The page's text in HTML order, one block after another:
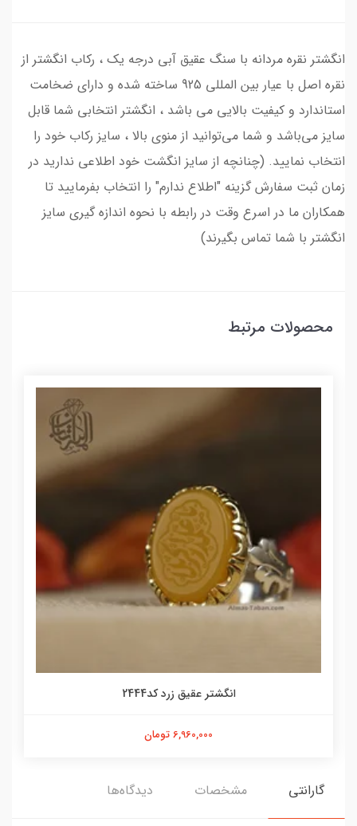
انگشتر نقره مردانه با سنگ عقیق آبی درجه یک ، رکاب انگشتر از
نقره اصل با عیار بین المللی 925 ساخته شده و دارای ضخامت
استاندارد و کیفیت بالایی می‌ باشد ، انگشتر انتخابی شما قابل
سایز می‌باشد و شما می‌توانید از منوی بالا ، سایز رکاب خود را
انتخاب نمایید. (چنانچه از سایز انگشت خود اطلاعی ندارید در
زمان ثبت سفارش گزینه "اطلاع ندارم" را انتخاب بفرمایید تا
همکاران ما در اسرع وقت در رابطه با نحوه اندازه گیری سایز
انگشتر با شما تماس بگیرند)
محصولات مرتبط
انگشتر عقیق زرد کد2444
6,960,000 تومان
گارانتی مشخصات دیدگاه‌ها